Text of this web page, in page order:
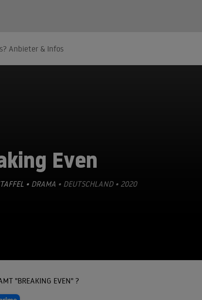
Anbieter & Infos
Even
• DRAMA • DEUTSCHLAND • 2020
"BREAKING EVEN" ?